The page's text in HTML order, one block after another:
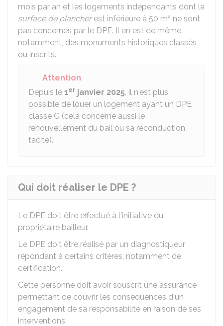
mois par an et les logements indépendants dont la
surface de plancherest inférieure à 50 m² ne sont
pas concernés par le DPE. Il en est de même,
notamment, des monuments historiques classés
ou inscrits.
Attention
Depuis le 1er janvier 2025, il n'est plus
possible de louer un logement ayant un DPE
classé G (cela concerne aussi le
renouvellement du bail ou sa reconduction
tacite).
Qui doit réaliser le DPE ?
Le DPE doit être effectué à l'initiative du
propriétaire bailleur.
Le DPE doit être réalisé par un diagnostiqueur
répondant à certains critères, notamment de
certification.
Cette personne doit avoir souscrit une assurance
permettant de couvrir les conséquences d'un
engagement de sa responsabilité en raison de ses
interventions.